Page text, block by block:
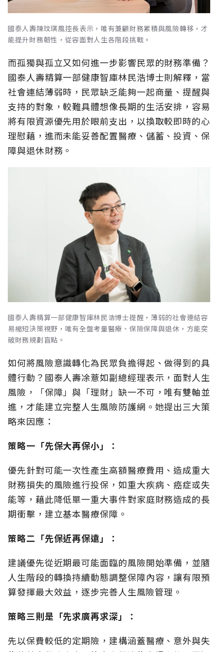
國泰人壽陳玟琪風控長表示，唯有兼顧財務累積與風險轉移，才
能提升財務韌性，從容面對人生各階段挑戰。
而孤獨與孤立又如何進一步影響民眾的財務準備？
國泰人壽精算一部健康智庫林民浩博士則解釋，當
社會連結薄弱時，民眾缺乏能夠一起商量、提醒與
支持的對象，較難具體想像長期的生活安排，容易
將有限資源優先用於眼前支出，以換取較即時的心
理慰藉，進而未能妥善配置醫療、儲蓄、投資、保
障與退休財務。
國泰人壽精算一部健康智庫林民浩博士提醒，薄弱的社會連結容
易縮短決策視野，唯有全盤考量醫療、保險保障與退休，方能突
破財務規劃盲點。
如何將風險意識轉化為民眾負擔得起、做得到的具
體行動？國泰人壽凃薏如副總經理表示，面對人生
風險，「保障」與「理財」缺一不可，唯有雙軸並
進，才能建立完整人生風險防護網。她提出三大策
略來因應：
策略一「先保大再保小」：
優先針對可能一次性產生高額醫療費用、造成重大
財務損失的風險進行投保，如重大疾病、癌症或失
能等，藉此降低單一重大事件對家庭財務造成的長
期衝擊，建立基本醫療保障。
策略二「先保近再保遠」：
建議優先從近期最可能面臨的風險開始準備，並隨
人生階段的轉換持續動態調整保障內容，讓有限預
算發揮最大效益，逐步完善人生風險管理。
策略三則是「先求廣再求深」：
先以保費較低的定期險，建構涵蓋醫療、意外與失